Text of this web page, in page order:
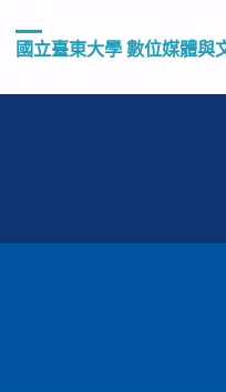
國立臺東大學 數位媒體與